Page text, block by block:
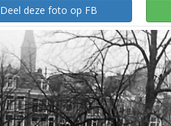
Deel deze foto op FB